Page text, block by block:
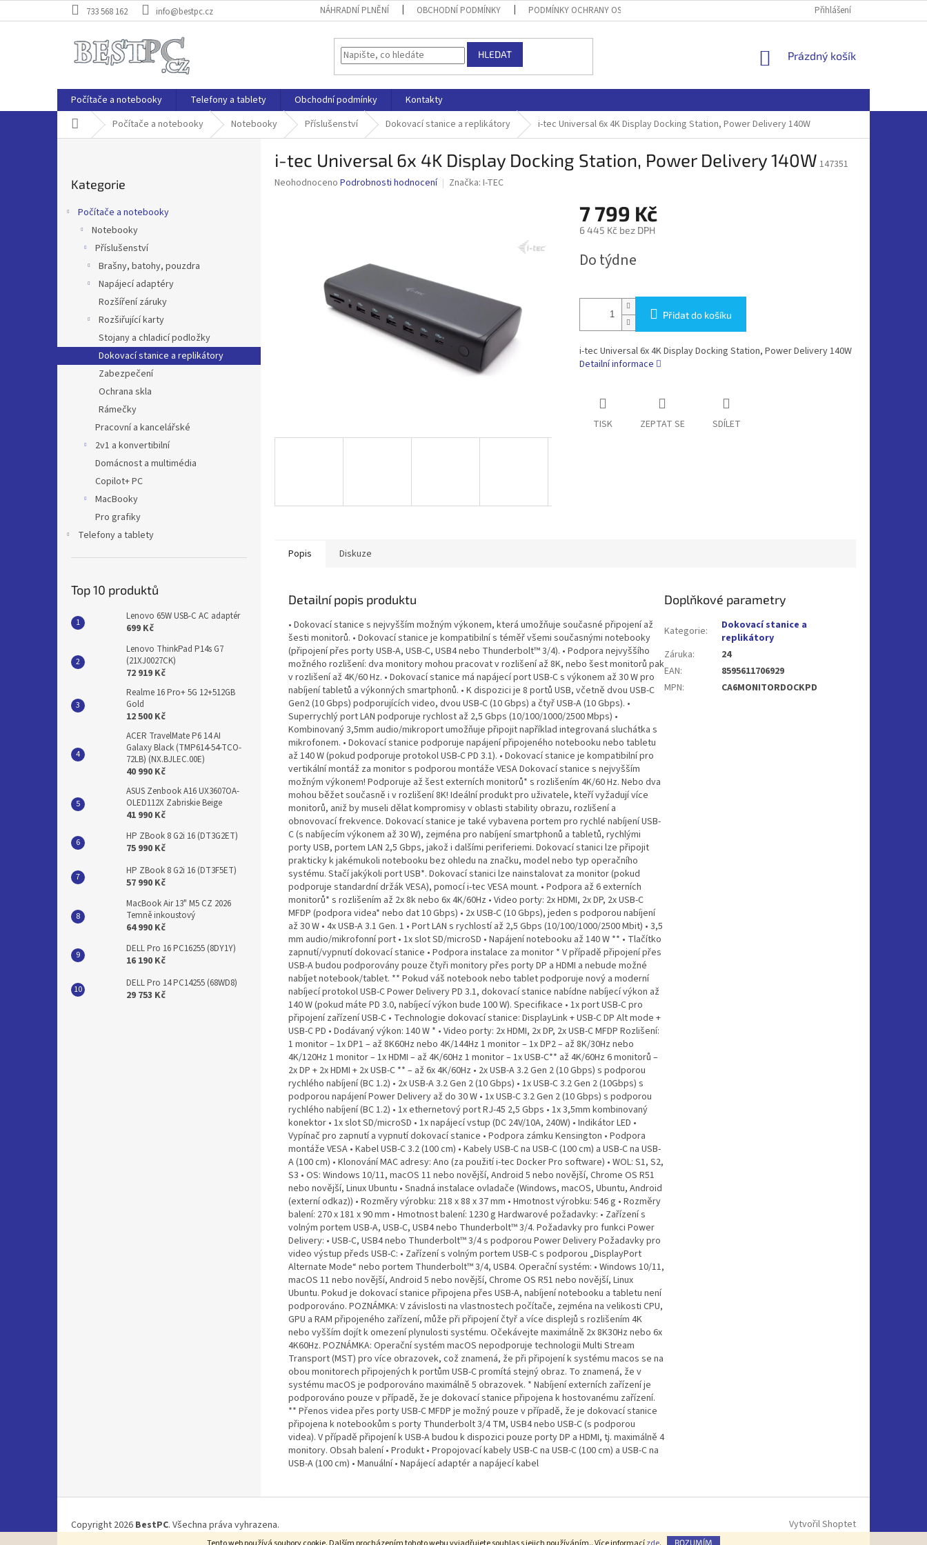
ROZUMÍM
na
733 568 162 info@bestpc.cz NÁHRADNÍ PLNĚNÍ OBCHODNÍ PODMÍNKY PODMÍNKY OCHRANY OSOBNÍCH ÚDAJŮ Přihlášení
HLEDAT
NÁKUPNÍ
Prázdný košík
Počítače a notebooky Telefony a tablety Obchodní podmínky
Kontakty
Domů Počítače a notebooky Notebooky Příslušenství Dokovací stanice a replikátory i-tec Universal 6x 4K Display Docking Station, Power Delivery 140W
l
kategorie
Kategorie
Počítače a notebooky
Notebooky
Příslušenství
Brašny, batohy, pouzdra
Napájecí adaptéry
Rozšíření záruky
Rozšiřující karty
Stojany a chladicí podložky
Dokovací stanice a replikátory
Zabezpečení
Ochrana skla
Rámečky
Pracovní a kancelářské
2v1 a konvertibilní
Domácnost a multimédia
Copilot+ PC
MacBooky
Pro grafiky
Telefony a tablety
Top 10 produktů
Lenovo 65W USB-C AC adaptér
699 Kč
Lenovo ThinkPad P14s G7
(21XJ0027CK)
72 919 Kč
Realme 16 Pro+ 5G 12+512GB
Gold
12 500 Kč
ACER TravelMate P6 14 AI
Galaxy Black (TMP614-54-TCO-
72LB) (NX.BJLEC.00E)
40 990 Kč
ASUS Zenbook A16 UX3607OA-
OLED112X Zabriskie Beige
41 990 Kč
HP ZBook 8 G2i 16 (DT3G2ET)
75 990 Kč
HP ZBook 8 G2i 16 (DT3F5ET)
57 990 Kč
MacBook Air 13" M5 CZ 2026
Temně inkoustový
64 990 Kč
DELL Pro 16 PC16255 (8DY1Y)
16 190 Kč
DELL Pro 14 PC14255 (68WD8)
29 753 Kč
i-tec Universal 6x 4K Display Docking Station, Power Delivery 140W 147351
Průměrné
Neohodnoceno Podrobnosti hodnocení Značka: I-TEC
7 799 Kč
6 445 Kč bez DPH
cena:
Do týdne
Přidat do košíku
i-tec Universal 6x 4K Display Docking Station, Power Delivery 140W
Detailní informace
TISK ZEPTAT SE SDÍLET
Popis Diskuze
Detailní popis produktu
• Dokovací stanice s nejvyšším možným výkonem, která umožňuje současné připojení až
šesti monitorů. • Dokovací stanice je kompatibilní s téměř všemi současnými notebooky
(připojení přes porty USB-A, USB-C, USB4 nebo Thunderbolt™ 3/4). • Podpora nejvyššího
možného rozlišení: dva monitory mohou pracovat v rozlišení až 8K, nebo šest monitorů pak
v rozlišení až 4K/60 Hz. • Dokovací stanice má napájecí port USB-C s výkonem až 30 W pro
nabíjení tabletů a výkonných smartphonů. • K dispozici je 8 portů USB, včetně dvou USB-C
Gen2 (10 Gbps) podporujících video, dvou USB-C (10 Gbps) a čtyř USB-A (10 Gbps). •
Superrychlý port LAN podporuje rychlost až 2,5 Gbps (10/100/1000/2500 Mbps) •
Kombinovaný 3,5mm audio/mikroport umožňuje připojit například integrovaná sluchátka s
mikrofonem. • Dokovací stanice podporuje napájení připojeného notebooku nebo tabletu
až 140 W (pokud podporuje protokol USB-C PD 3.1). • Dokovací stanice je kompatibilní pro
vertikální montáž za monitor s podporou montáže VESA Dokovací stanice s nejvyšším
možným výkonem! Podporuje až šest externích monitorů* s rozlišením 4K/60 Hz. Nebo dva
mohou běžet současně i v rozlišení 8K! Ideální produkt pro uživatele, kteří vyžadují více
monitorů, aniž by museli dělat kompromisy v oblasti stability obrazu, rozlišení a
obnovovací frekvence. Dokovací stanice je také vybavena portem pro rychlé nabíjení USB-
C (s nabíjecím výkonem až 30 W), zejména pro nabíjení smartphonů a tabletů, rychlými
porty USB, portem LAN 2,5 Gbps, jakož i dalšími periferiemi. Dokovací stanici lze připojit
prakticky k jakémukoli notebooku bez ohledu na značku, model nebo typ operačního
systému. Stačí jakýkoli port USB*. Dokovací stanici lze nainstalovat za monitor (pokud
podporuje standardní držák VESA), pomocí i-tec VESA mount. • Podpora až 6 externích
monitorů* s rozlišením až 2x 8k nebo 6x 4K/60Hz • Video porty: 2x HDMI, 2x DP, 2x USB-C
MFDP (podpora videa* nebo dat 10 Gbps) • 2x USB-C (10 Gbps), jeden s podporou nabíjení
až 30 W • 4x USB-A 3.1 Gen. 1 • Port LAN s rychlostí až 2,5 Gbps (10/100/1000/2500 Mbit) • 3,5
mm audio/mikrofonní port • 1x slot SD/microSD • Napájení notebooku až 140 W ** • Tlačítko
zapnutí/vypnutí dokovací stanice • Podpora instalace za monitor * V případě připojení přes
USB-A budou podporovány pouze čtyři monitory přes porty DP a HDMI a nebude možné
nabíjet notebook/tablet. ** Pokud váš notebook nebo tablet podporuje nový a moderní
nabíjecí protokol USB-C Power Delivery PD 3.1, dokovací stanice nabídne nabíjecí výkon až
140 W (pokud máte PD 3.0, nabíjecí výkon bude 100 W). Specifikace • 1x port USB-C pro
připojení zařízení USB-C • Technologie dokovací stanice: DisplayLink + USB-C DP Alt mode +
USB-C PD • Dodávaný výkon: 140 W * • Video porty: 2x HDMI, 2x DP, 2x USB-C MFDP Rozlišení:
1 monitor – 1x DP1 – až 8K60Hz nebo 4K/144Hz 1 monitor – 1x DP2 – až 8K/30Hz nebo
4K/120Hz 1 monitor – 1x HDMI – až 4K/60Hz 1 monitor – 1x USB-C** až 4K/60Hz 6 monitorů –
2x DP + 2x HDMI + 2x USB-C ** – až 6x 4K/60Hz • 2x USB-A 3.2 Gen 2 (10 Gbps) s podporou
rychlého nabíjení (BC 1.2) • 2x USB-A 3.2 Gen 2 (10 Gbps) • 1x USB-C 3.2 Gen 2 (10Gbps) s
podporou napájení Power Delivery až do 30 W • 1x USB-C 3.2 Gen 2 (10 Gbps) s podporou
rychlého nabíjení (BC 1.2) • 1x ethernetový port RJ-45 2,5 Gbps • 1x 3,5mm kombinovaný
konektor • 1x slot SD/microSD • 1x napájecí vstup (DC 24V/10A, 240W) • Indikátor LED •
Vypínač pro zapnutí a vypnutí dokovací stanice • Podpora zámku Kensington • Podpora
montáže VESA • Kabel USB-C 3.2 (100 cm) • Kabely USB-C na USB-C (100 cm) a USB-C na USB-
A (100 cm) • Klonování MAC adresy: Ano (za použití i-tec Docker Pro software) • WOL: S1, S2,
S3 • OS: Windows 10/11, macOS 11 nebo novější, Android 5 nebo novější, Chrome OS R51
nebo novější, Linux Ubuntu • Snadná instalace ovladače (Windows, macOS, Ubuntu, Android
(externí odkaz)) • Rozměry výrobku: 218 x 88 x 37 mm • Hmotnost výrobku: 546 g • Rozměry
balení: 270 x 181 x 90 mm • Hmotnost balení: 1230 g Hardwarové požadavky: • Zařízení s
volným portem USB-A, USB-C, USB4 nebo Thunderbolt™ 3/4. Požadavky pro funkci Power
Delivery: • USB-C, USB4 nebo Thunderbolt™ 3/4 s podporou Power Delivery Požadavky pro
video výstup předs USB-C: • Zařízení s volným portem USB-C s podporou „DisplayPort
Alternate Mode“ nebo portem Thunderbolt™ 3/4, USB4. Operační systém: • Windows 10/11,
macOS 11 nebo novější, Android 5 nebo novější, Chrome OS R51 nebo novější, Linux
Ubuntu. Pokud je dokovací stanice připojena přes USB-A, nabíjení notebooku a tabletu není
podporováno. POZNÁMKA: V závislosti na vlastnostech počítače, zejména na velikosti CPU,
GPU a RAM připojeného zařízení, může při připojení čtyř a více displejů s rozlišením 4K
nebo vyšším dojít k omezení plynulosti systému. Očekávejte maximálně 2x 8K30Hz nebo 6x
4K60Hz. POZNÁMKA: Operační systém macOS nepodporuje technologii Multi Stream
Transport (MST) pro více obrazovek, což znamená, že při připojení k systému macos se na
obou monitorech připojených k portům USB-C promítá stejný obraz. To znamená, že v
systému macOS je podporováno maximálně 5 obrazovek. * Nabíjení externích zařízení je
podporováno pouze v případě, že je dokovací stanice připojena k hostovanému zařízení.
** Přenos videa přes porty USB-C MFDP je možný pouze v případě, že je dokovací stanice
připojena k notebookům s porty Thunderbolt 3/4 TM, USB4 nebo USB-C (s podporou
videa). V případě připojení k USB-A budou k dispozici pouze porty DP a HDMI, tj. maximálně 4
monitory. Obsah balení • Produkt • Propojovací kabely USB-C na USB-C (100 cm) a USB-C na
USB-A (100 cm) • Manuální • Napájecí adaptér a napájecí kabel
Doplňkové parametry
Kategorie:
Dokovací stanice a
replikátory
Záruka:
24
EAN:
8595611706929
MPN: CA6MONITORDOCKPD
p
Vytvořil Shoptet
Copyright 2026 BestPC. Všechna práva vyhrazena.